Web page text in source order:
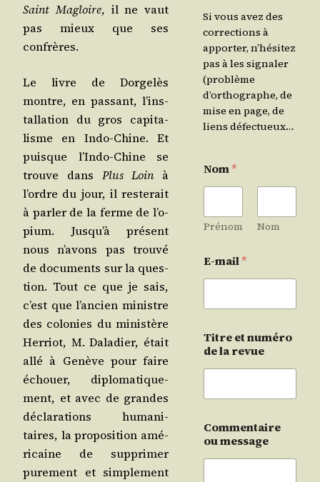
Saint Magloire, il ne vaut
pas mieux que ses
confrères.
Le livre de Dor­ge­lès
montre, en pas­sant, l’ins­
tal­la­tion du gros capi­ta­
lisme en Indo-Chine. Et
puisque l’In­do-Chine se
trouve dans Plus Loin à
l’ordre du jour, il res­te­rait
à par­ler de la ferme de l’o­
pium. Jus­qu’à pré­sent
nous n’a­vons pas trou­vé
de docu­ments sur la ques­
tion. Tout ce que je sais,
c’est que l’an­cien ministre
des colo­nies du minis­tère
Her­riot, M. Dala­dier, était
allé à Genève pour faire
échouer, diplo­ma­ti­que­
ment, et avec de grandes
décla­ra­tions huma­ni­
taires, la pro­po­si­tion amé­
ri­caine de sup­pri­mer
pure­ment et sim­ple­ment
Si vous avez des
corrections à
apporter, n’hésitez
pas à les signaler
(problème
d’orthographe, de
mise en page, de
liens défectueux…
Nom*
Prénom Nom
E-mail*
Titre et numéro
de la revue
Commentaire
ou message